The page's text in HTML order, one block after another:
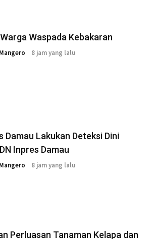
Waspada Kebakaran
8 jam yang lalu
Damau Lakukan Deteksi Dini
Inpres Damau
8 jam yang lalu
Perluasan Tanaman Kelapa dan